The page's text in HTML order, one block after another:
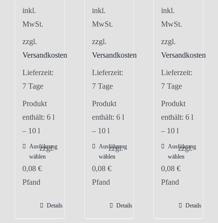
inkl.
MwSt.
zzgl.
Versandkosten
Lieferzeit:
7 Tage
Produkt
enthält: 6 l
– 10 l
Ausführung
wählen
Dieses
Produkt
Varianten
zzgl.
0,08 €
Pfand
Details
inkl.
MwSt.
zzgl.
Versandkosten
Lieferzeit:
7 Tage
Produkt
enthält: 6 l
– 10 l
Ausführung
wählen
Dieses
Produkt
Varianten
zzgl.
0,08 €
Pfand
Details
inkl.
MwSt.
zzgl.
Versandkosten
Lieferzeit:
7 Tage
Produkt
enthält: 6l
– 10l
Ausführung
wählen
Dieses
Produkt
Varianten
zzgl.
0,08€
Pfand
Details